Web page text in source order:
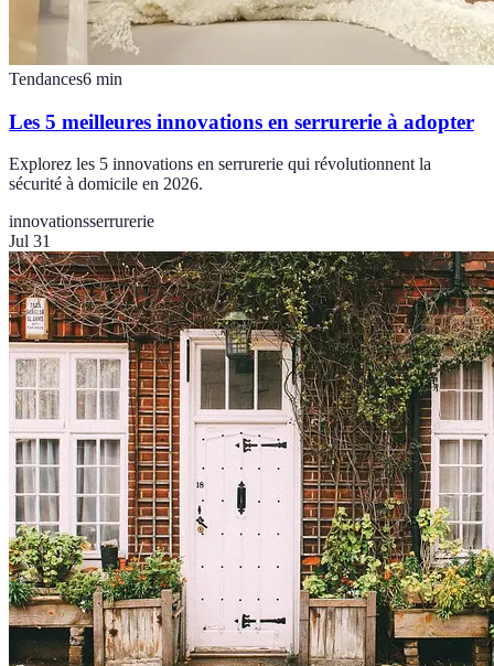
Tendances6 min
Les 5 meilleures innovations en serrurerie à adopter
Explorez les 5 innovations en serrurerie qui révolutionnent la
sécurité à domicile en 2026.
innovationsserrurerie
Jul 31